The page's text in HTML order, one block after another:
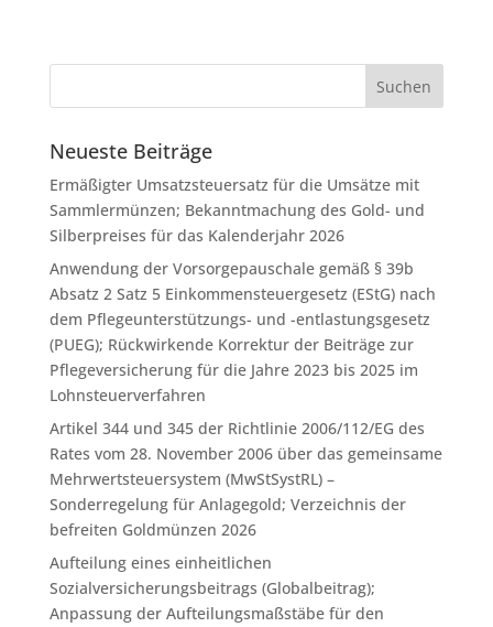
Neueste Beiträge
Ermäßigter Umsatzsteuersatz für die Umsätze mit
Sammlermünzen; Bekanntmachung des Gold- und
Silberpreises für das Kalenderjahr 2026
Anwendung der Vorsorgepauschale gemäß § 39b
Absatz 2 Satz 5 Einkommensteuergesetz (EStG) nach
dem Pflegeunterstützungs- und -entlastungsgesetz
(PUEG); Rückwirkende Korrektur der Beiträge zur
Pflegeversicherung für die Jahre 2023 bis 2025 im
Lohnsteuerverfahren
Artikel 344 und 345 der Richtlinie 2006/112/EG des
Rates vom 28. November 2006 über das gemeinsame
Mehrwertsteuersystem (MwStSystRL) –
Sonderregelung für Anlagegold; Verzeichnis der
befreiten Goldmünzen 2026
Aufteilung eines einheitlichen
Sozialversicherungsbeitrags (Globalbeitrag);
Anpassung der Aufteilungsmaßstäbe für den